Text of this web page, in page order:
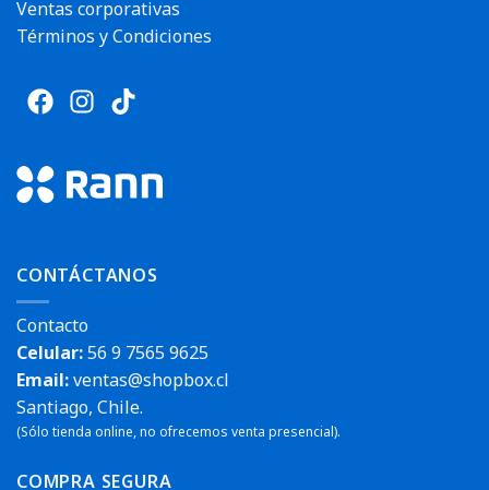
Ventas corporativas
Términos y Condiciones
CONTÁCTANOS
Contacto
Celular:56 9 7565 9625
Email:ventas@shopbox.cl
Santiago, Chile.
(Sólo tienda online, no ofrecemos venta presencial).
COMPRA SEGURA